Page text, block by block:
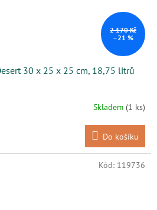
2 170 Kč
–21 %
30 x 25 x 25 cm, 18,75 litrů
Skladem (1 ks)
Do košíku
Kód: 119736